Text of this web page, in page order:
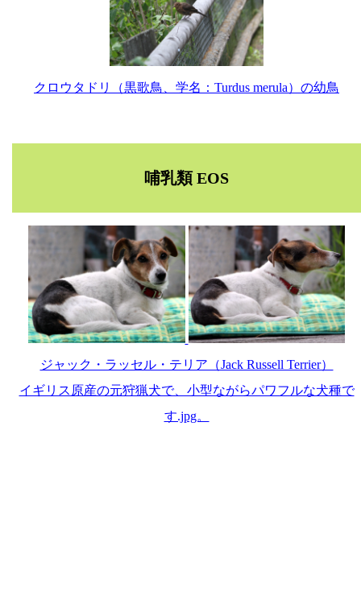
クロウタドリ（黒歌鳥、学名：Turdus merula）の幼鳥
哺乳類 EOS
ジャック・ラッセル・テリア（Jack Russell Terrier）
イギリス原産の元狩猟犬で、小型ながらパワフルな犬種で
す.jpg。